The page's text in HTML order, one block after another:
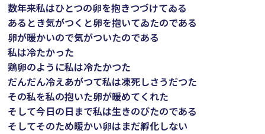
数年来私はひとつの卵を抱きつづけてゐる
あるとき気がつくと卵を抱いてゐたのである
卵が暖かいので気がついたのである
私は冷たかった
鶏卵のように私は冷たかつた
だんだん冷えあがつて私は凍死しさうだつた
その私を私の抱いた卵が暖めてくれた
そして今日の日まで私は生きのびたのである
そしてそのため暖かい卵はまだ孵化しない